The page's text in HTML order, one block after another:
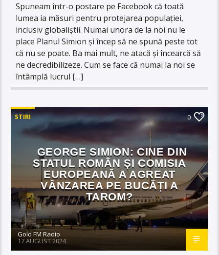
Spuneam într-o postare pe Facebook că toată
lumea ia măsuri pentru protejarea populației,
inclusiv globaliștii. Numai unora de la noi nu le
place Planul Simion și încep să ne spună peste tot
că nu se poate. Ba mai mult, ne atacă și încearcă să
ne decredibilizeze. Cum se face că numai la noi se
întâmplă lucrul […]
STIRI 0
GEORGE SIMION: CINE DIN
STATUL ROMÂN ȘI COMISIA
EUROPEANĂ A AGREAT
VÂNZAREA PE BUCĂȚI A
TAROM?
Gold FM Radio
17 AUGUST 2024